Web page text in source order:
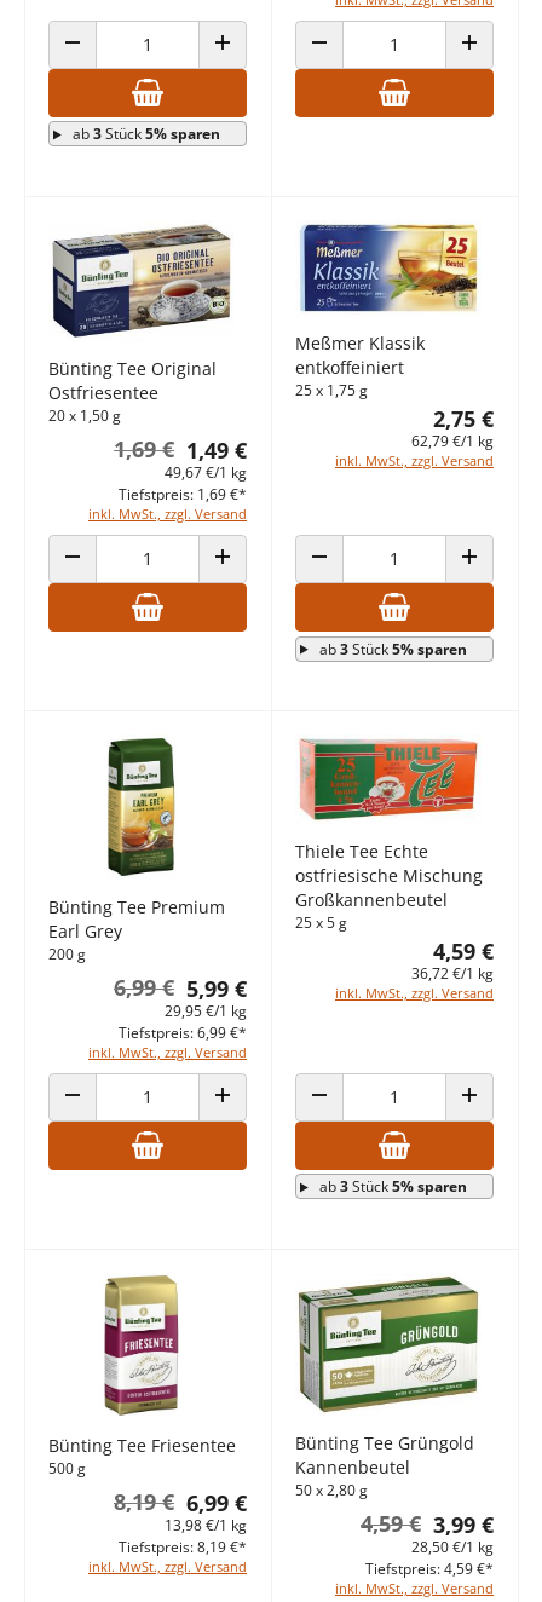
ANZAHL VERRINGERN ANZAHL ERHÖHEN
ab3Stück5% sparen
ANZAHL VERRINGERN ANZAHL
Bünting Tee Original
Ostfriesentee
20 x 1,50 g
1,49 €
1,69 €
49,67 €/1 kg
inkl. MwSt., zzgl. Versand
Tiefstpreis: 1,69 €*
ANZAHL VERRINGERN ANZAHL ERHÖHEN
Meßmer Klassik
entkoffeiniert
25 x 1,75 g
2,75 €
62,79 €/1 kg
inkl. MwSt., zzgl. Versand
ANZAHL VERRINGERN ANZAHL
ab3Stück5% sparen
Bünting Tee Premium
Earl Grey
200 g
5,99 €
6,99 €
29,95 €/1 kg
inkl. MwSt., zzgl. Versand
Tiefstpreis: 6,99 €*
ANZAHL VERRINGERN ANZAHL ERHÖHEN
Thiele Tee Echte
ostfriesische Mischung
Großkannenbeutel
25 x 5 g
4,59 €
36,72 €/1 kg
inkl. MwSt., zzgl. Versand
ANZAHL VERRINGERN ANZAHL
ab3Stück5% sparen
Bünting Tee Friesentee
500 g
6,99 €
8,19 €
13,98 €/1 kg
inkl. MwSt., zzgl. Versand
Tiefstpreis: 8,19 €*
Bünting Tee Grüngold
Kannenbeutel
50 x 2,80 g
3,99 €
4,59 €
28,50 €/1 kg
inkl. MwSt., zzgl. Versand
Tiefstpreis: 4,59 €*